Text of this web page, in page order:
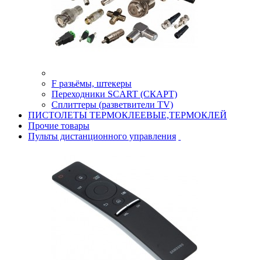
F разьёмы, штекеры
Переходники SCART (СКАРТ)
Сплиттеры (разветвители TV)
ПИСТОЛЕТЫ ТЕРМОКЛЕЕВЫЕ,ТЕРМОКЛЕЙ
Прочие товары
Пульты дистанционного управления